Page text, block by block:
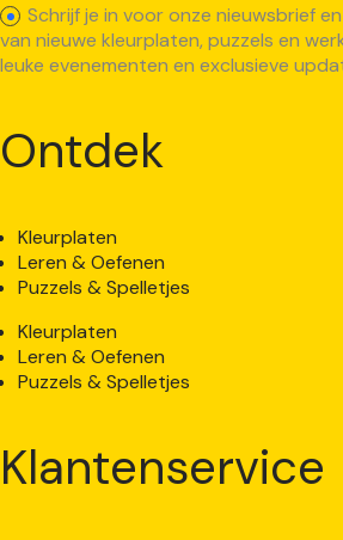
Schrijf je in voor onze nieuwsbrief
van nieuwe kleurplaten, puzzels en
leuke evenementen en exclusieve
Ontdek
Kleurplaten
Leren & Oefenen
Puzzels & Spelletjes
Kleurplaten
Leren & Oefenen
Puzzels & Spelletjes
Klantenservice